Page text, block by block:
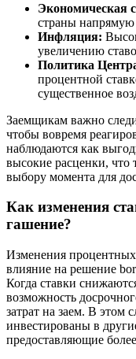
Экономическая
страны напрямую
Инфляция:
увеличению
Политика
процентной
существенное
Заемщикам важно
чтобы вовремя
наблюдаются как
высокие расценки, что
выбору момента для
Как изменения
гашение?
Изменения процентных
влияние на решение
Когда ставки
возможность
затрат на заем. В этом
инвестированы в
предоставляющие